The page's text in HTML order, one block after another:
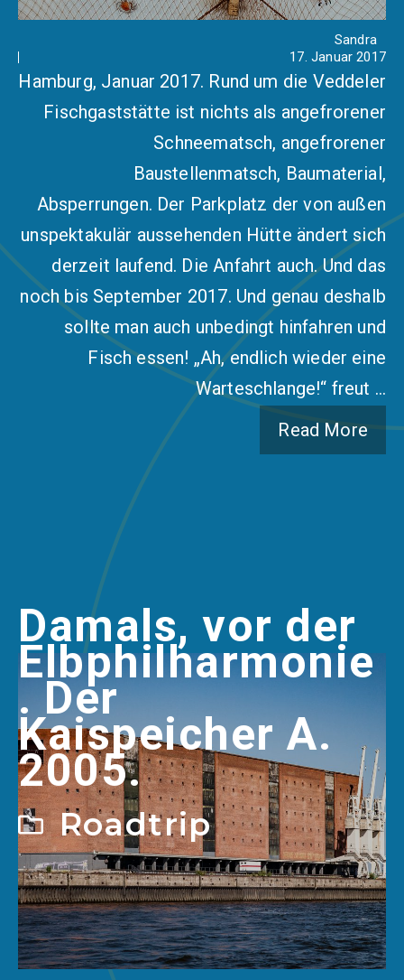
Sandra
17. Januar 2017
Hamburg, Januar 2017. Rund um die Veddeler
Fischgaststätte ist nichts als angefrorener
Schneematsch, angefrorener
Baustellenmatsch, Baumaterial,
Absperrungen. Der Parkplatz der von außen
unspektakulär aussehenden Hütte ändert sich
derzeit laufend. Die Anfahrt auch. Und das
noch bis September 2017. Und genau deshalb
sollte man auch unbedingt hinfahren und
Fisch essen! „Ah, endlich wieder eine
Warteschlange!“ freut …
Read More
Damals, vor der
Elbphilharmonie
. Der
Kaispeicher A.
2005.
Roadtrip